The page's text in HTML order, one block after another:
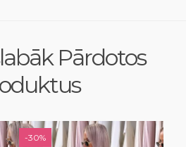
Pārdotos
-30%